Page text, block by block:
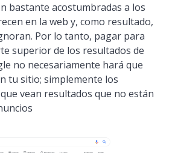
bastante acostumbradas a los
en la web y, como resultado,
Por lo tanto, pagar para
superior de los resultados de
no necesariamente hará que
tu sitio; simplemente los
vean resultados que no están